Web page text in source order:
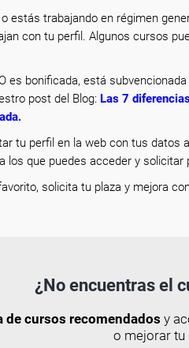
estás trabajando en régimen
con tu perfil. Algunos cursos
es bonificada, está
post del Blog: Las 7
.
tu perfil en la web con tus datos
los que puedes acceder y solicitar
solicita tu plaza y mejora
¿No encuentras el
de cursos recomendados y
o mejorar tu